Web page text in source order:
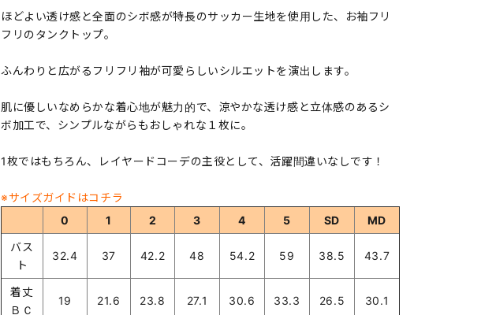
ほどよい透け感と全面のシボ感が特長のサッカー生地を使用した、お袖フリ
フリのタンクトップ。
ふんわりと広がるフリフリ袖が可愛らしいシルエットを演出します。
肌に優しいなめらかな着心地が魅力的で、涼やかな透け感と立体感のあるシ
ボ加工で、シンプルながらもおしゃれな１枚に。
1枚ではもちろん、レイヤードコーデの主役として、活躍間違いなしです！
※サイズガイドはコチラ
0
1 2 3 4 5 SD
MD
バス
ト
32.4 37 42.2 48 54.2 59 38.5 43.7
着丈
ＢＣ
19 21.6 23.8 27.1 30.6 33.3 26.5 30.1